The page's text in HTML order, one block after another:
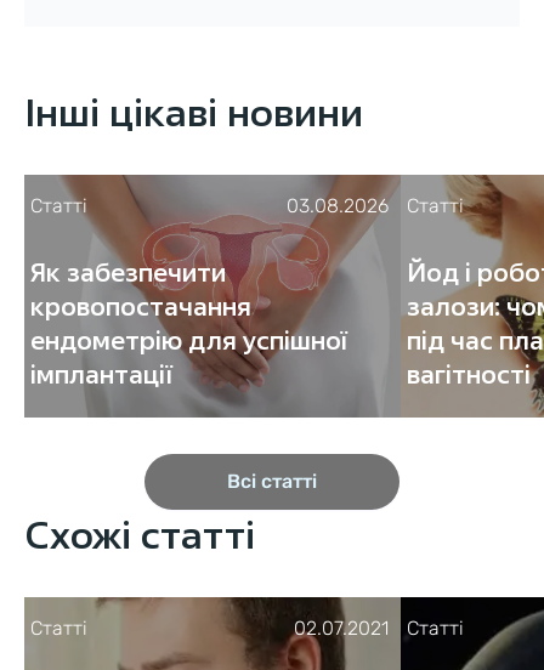
Інші цікаві новини
Статті 03.08.2026
Як забезпечити
кровопостачання
ендометрію для успішної
імплантації
Статті
Йод і
залози:
під час
вагітності
Всі статті
Схожі статті
Статті 02.07.2021 Статті